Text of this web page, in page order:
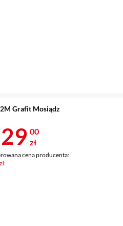
Grafit Mosiądz
229 zł
00
zł
cena producenta: